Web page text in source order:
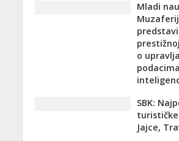
Mladi
o
SBK:
Jajce,